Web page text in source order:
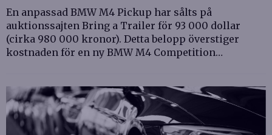
En anpassad BMW M4 Pickup har sålts på
auktionssajten Bring a Trailer för 93 000 dollar
(cirka 980 000 kronor). Detta belopp överstiger
kostnaden för en ny BMW M4 Competition…